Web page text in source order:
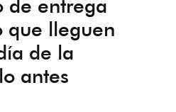
de entrega
que lleguen
de la
antes